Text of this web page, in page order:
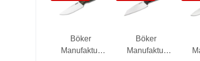
Böker
Manufaktur
Böker
Manufaktur